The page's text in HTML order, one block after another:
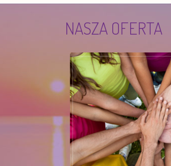
NASZA OFERTA